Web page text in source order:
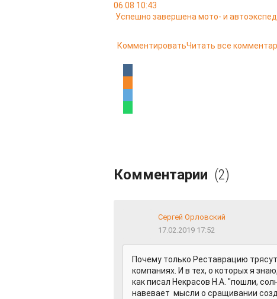
06.08 10:43
Успешно завершена мото- и
КомментироватьЧитать все
Комментарии (2)
Сергей Орловский
17.02.2019 17:52
Почему только Реставрацию
компаниях. И в тех, о которых я
как писал Некрасов Н.А. "пошли,
навевает мысли о сращивании